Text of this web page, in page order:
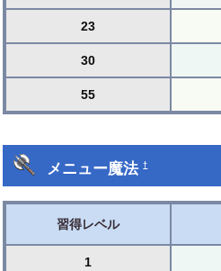
23
30
55
メニュー魔法†
習得レベル
1